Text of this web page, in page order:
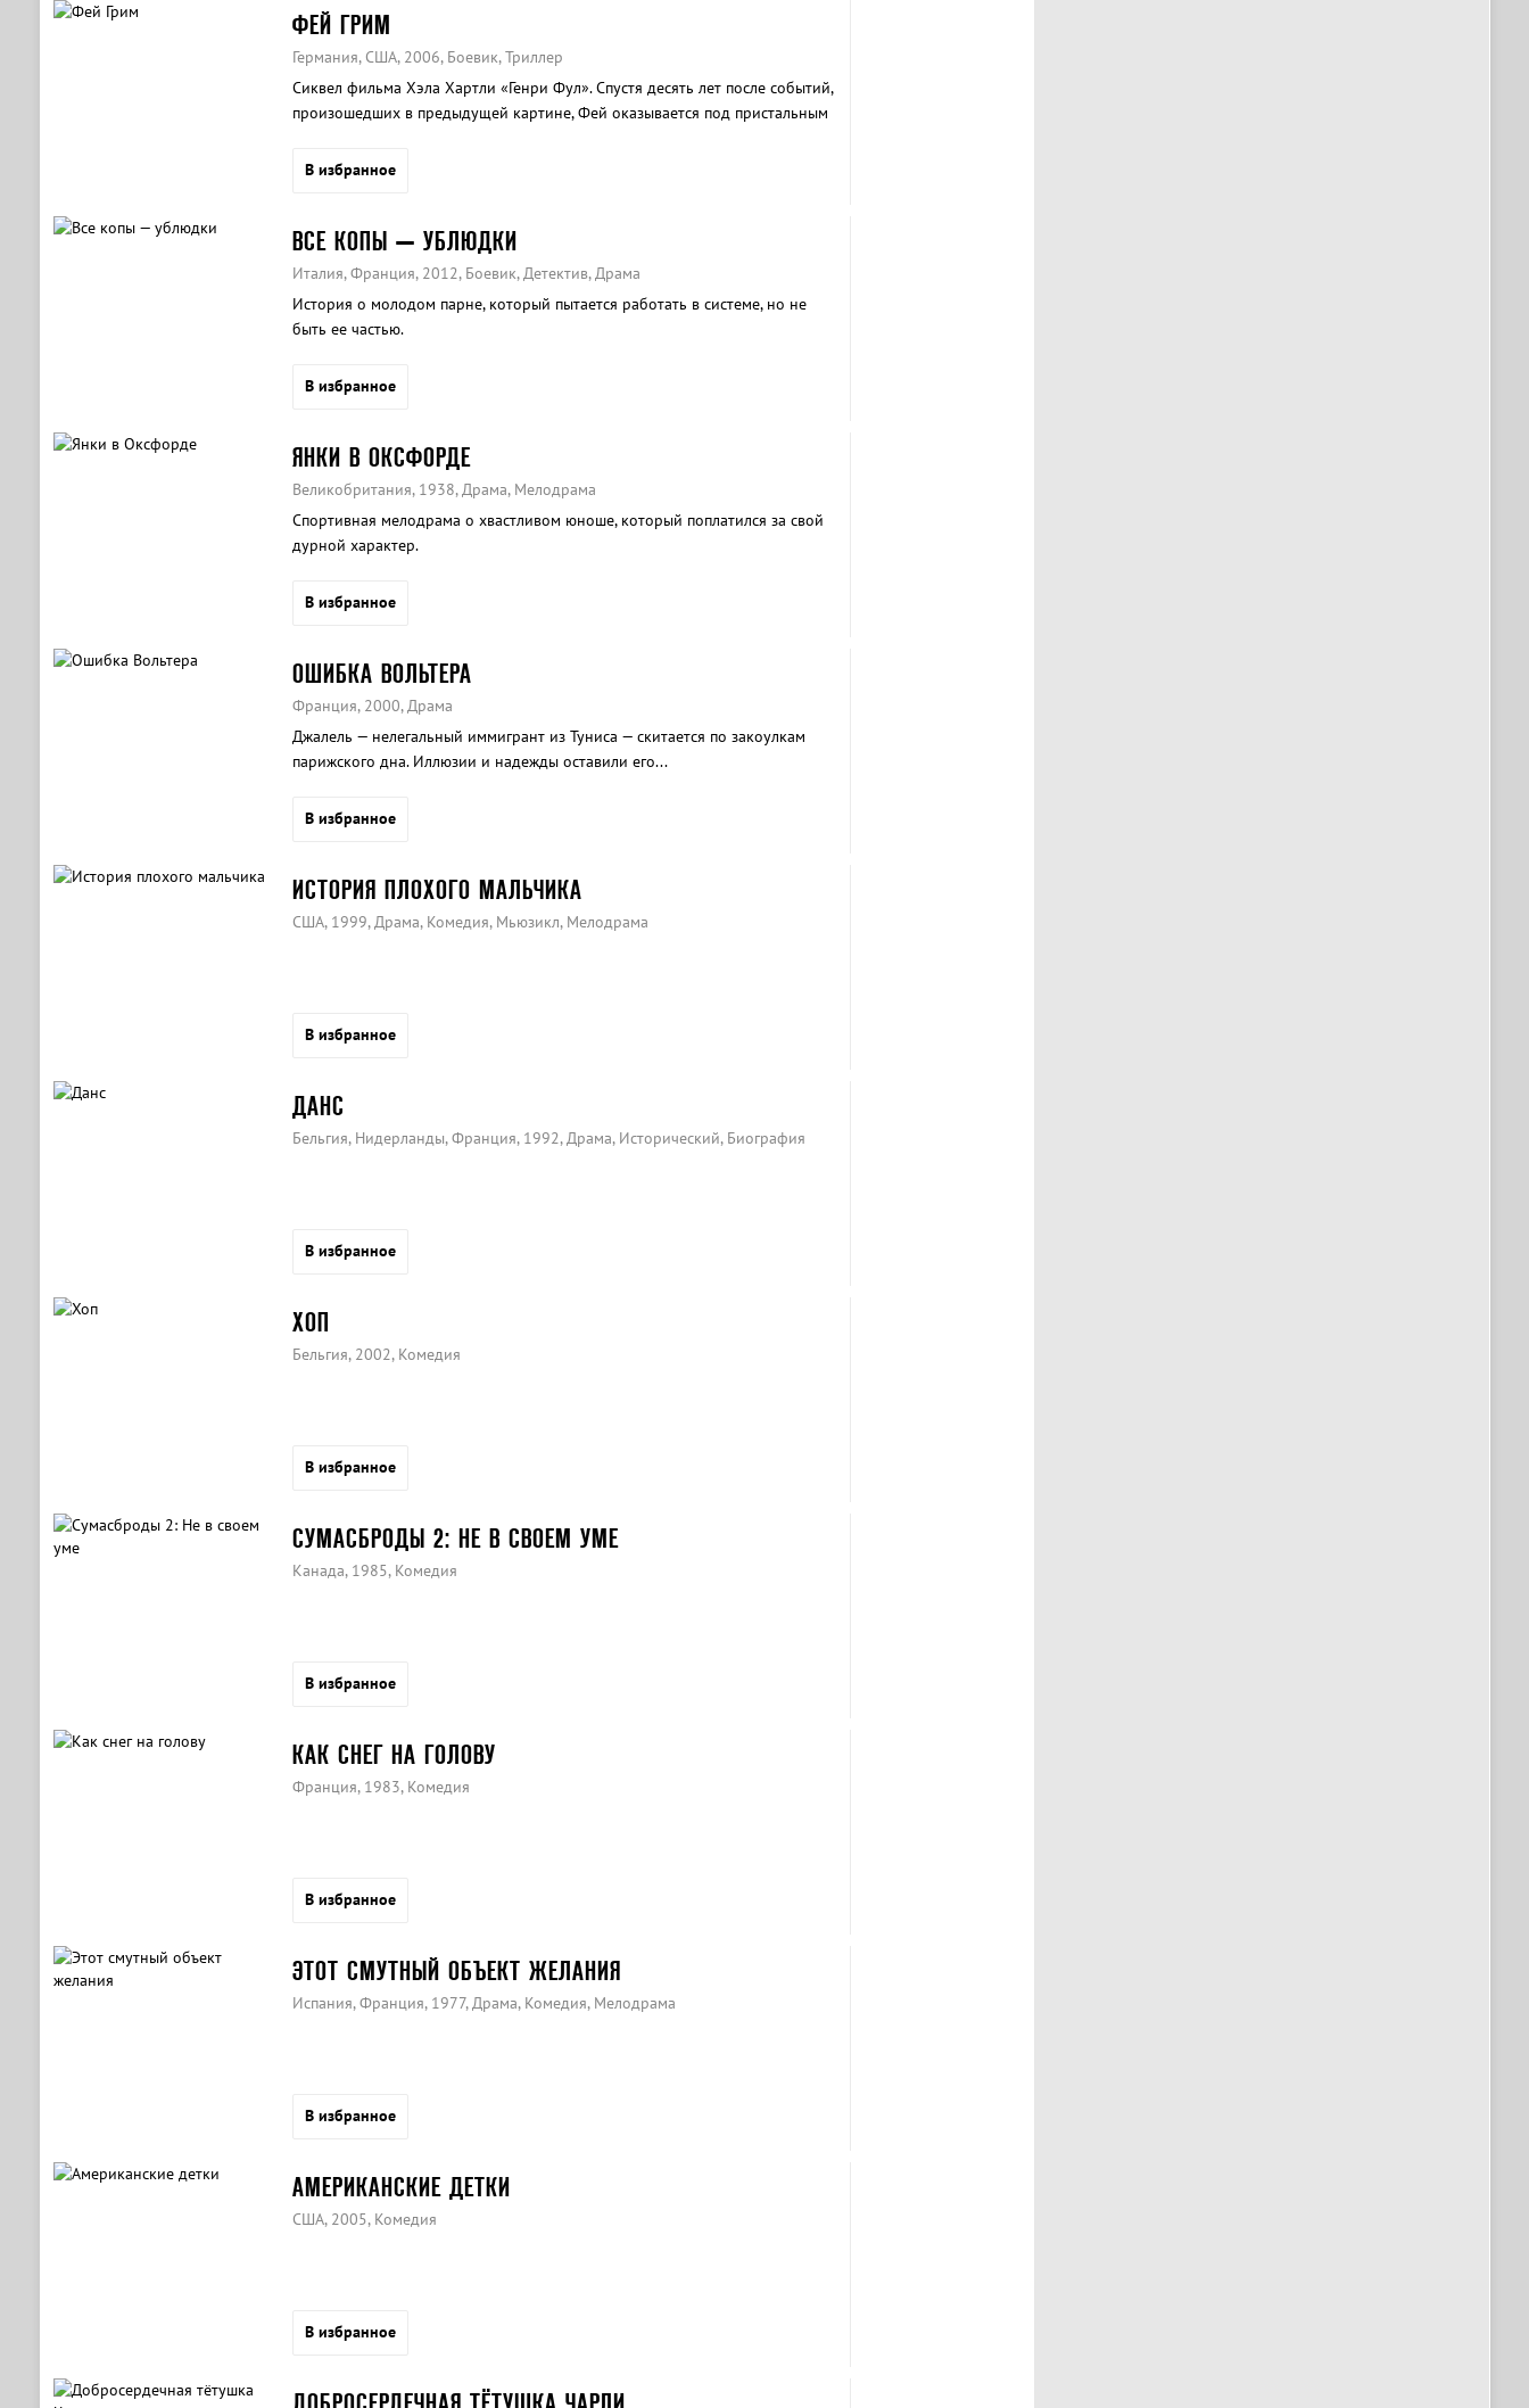
ФЕЙ ГРИМ
Германия, США, 2006, Боевик, Триллер
Сиквел фильма Хэла Хартли «Генри Фул». Спустя десять лет после событий,
произошедших в предыдущей картине, Фей оказывается под пристальным
тюрьмы она соглашается снова встретиться со своим бывшим мужем и
отправляется в Париж...
В избранное
ВСЕ КОПЫ — УБЛЮДКИ
Италия, Франция, 2012, Боевик, Детектив, Драма
История о молодом парне, который пытается работать в системе, но не
быть ее частью.
В избранное
ЯНКИ В ОКСФОРДЕ
Великобритания, 1938, Драма, Мелодрама
Спортивная мелодрама о хвастливом юноше, который поплатился за свой
дурной характер.
В избранное
ОШИБКА ВОЛЬТЕРА
Франция, 2000, Драма
Джалель — нелегальный иммигрант из Туниса — скитается по закоулкам
парижского дна. Иллюзии и надежды оставили его...
В избранное
ИСТОРИЯ ПЛОХОГО МАЛЬЧИКА
США, 1999, Драма, Комедия, Мьюзикл, Мелодрама
В избранное
ДАНС
Бельгия, Нидерланды, Франция, 1992, Драма, Исторический, Биография
В избранное
ХОП
Бельгия, 2002, Комедия
В избранное
СУМАСБРОДЫ 2: НЕ В СВОЕМ УМЕ
Канада, 1985, Комедия
В избранное
КАК СНЕГ НА ГОЛОВУ
Франция, 1983, Комедия
В избранное
ЭТОТ СМУТНЫЙ ОБЪЕКТ ЖЕЛАНИЯ
Испания, Франция, 1977, Драма, Комедия, Мелодрама
В избранное
АМЕРИКАНСКИЕ ДЕТКИ
США, 2005, Комедия
В избранное